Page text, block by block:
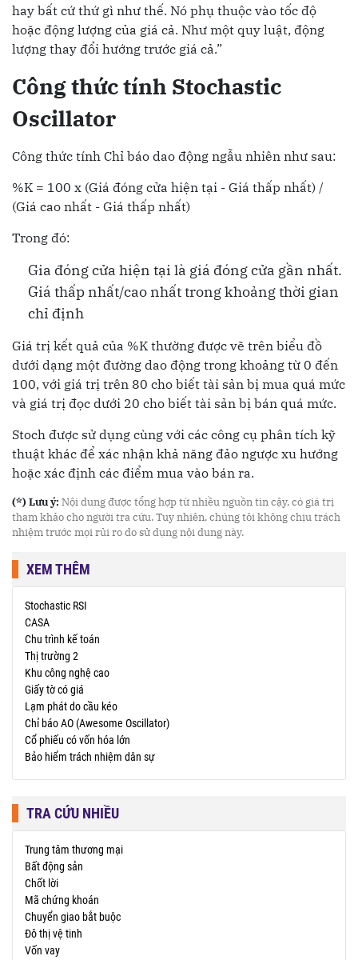
hay bất cứ thứ gì như thế. Nó phụ thuộc vào tốc độ
hoặc động lượng của giá cả. Như một quy luật, động
lượng thay đổi hướng trước giá cả.”
Công thức tính Stochastic
Oscillator
Công thức tính Chỉ báo dao động ngẫu nhiên như sau:
%K = 100 x (Giá đóng cửa hiện tại - Giá thấp nhất) /
(Giá cao nhất - Giá thấp nhất)
Trong đó:
Gia đóng cửa hiện tại là giá đóng cửa gần nhất.
Giá thấp nhất/cao nhất trong khoảng thời gian
chỉ định
Giá trị kết quả của %K thường được vẽ trên biểu đồ
dưới dạng một đường dao động trong khoảng từ 0 đến
100, với giá trị trên 80 cho biết tài sản bị mua quá mức
và giá trị đọc dưới 20 cho biết tài sản bị bán quá mức.
Stoch được sử dụng cùng với các công cụ phân tích kỹ
thuật khác để xác nhận khả năng đảo ngược xu hướng
hoặc xác định các điểm mua vào bán ra.
(*) Lưu ý: Nội dung được tổng hợp từ nhiều nguồn tin cậy, có giá trị
tham khảo cho người tra cứu. Tuy nhiên, chúng tôi không chịu trách
nhiệm trước mọi rủi ro do sử dụng nội dung này.
XEM THÊM
Stochastic RSI
CASA
Chu trình kế toán
Thị trường 2
Khu công nghệ cao
Giấy tờ có giá
Lạm phát do cầu kéo
Chỉ báo AO (Awesome Oscillator)
Cổ phiếu có vốn hóa lớn
Bảo hiểm trách nhiệm dân sự
TRA CỨU NHIỀU
Trung tâm thương mại
Bất động sản
Chốt lời
Mã chứng khoán
Chuyển giao bắt buộc
Đô thị vệ tinh
Vốn vay